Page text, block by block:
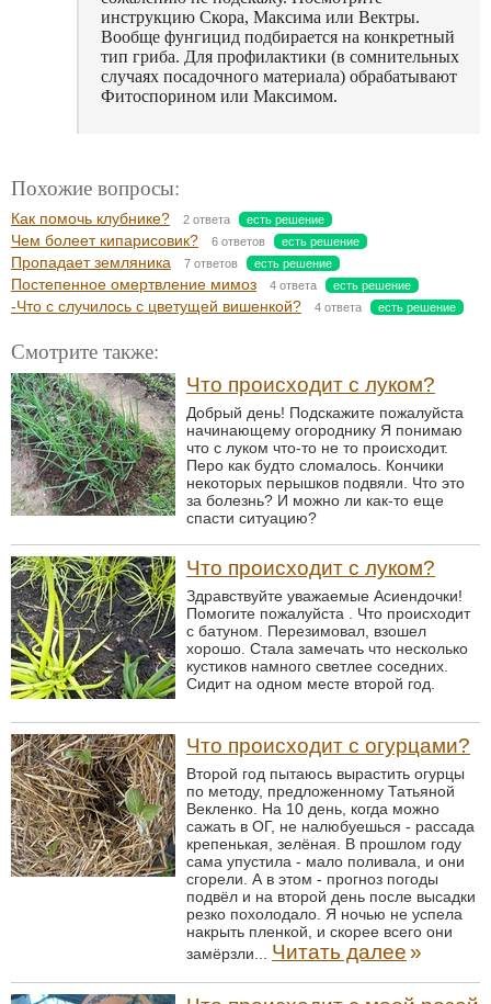
инструкцию Скора, Максима или Вектры.
Вообще фунгицид подбирается на конкретный
тип гриба. Для профилактики (в сомнительных
случаях посадочного материала) обрабатывают
Фитоспорином или Максимом.
Похожие вопросы:
Как помочь клубнике? 2 ответа есть решение
Чем болеет кипарисовик? 6 ответов есть решение
Пропадает земляника 7 ответов есть решение
Постепенное омертвление мимоз 4 ответа есть решение
-Что с случилось с цветущей вишенкой? 4 ответа есть решение
Смотрите также:
Что происходит с луком?
Добрый день! Подскажите пожалуйста
начинающему огороднику Я понимаю
что с луком что-то не то происходит.
Перо как будто сломалось. Кончики
некоторых перышков подвяли. Что это
за болезнь? И можно ли как-то еще
спасти ситуацию?
Что происходит с луком?
Здравствуйте уважаемые Асиендочки!
Помогите пожалуйста . Что происходит
с батуном. Перезимовал, взошел
хорошо. Стала замечать что несколько
кустиков намного светлее соседних.
Сидит на одном месте второй год.
Что происходит с огурцами?
Второй год пытаюсь вырастить огурцы
по методу, предложенному Татьяной
Векленко. На 10 день, когда можно
сажать в ОГ, не налюбуешься - рассада
крепенькая, зелёная. В прошлом году
сама упустила - мало поливала, и они
сгорели. А в этом - прогноз погоды
подвёл и на второй день после высадки
резко похолодало. Я ночью не успела
накрыть пленкой, и скорее всего они
замёрзли... Читать далее»